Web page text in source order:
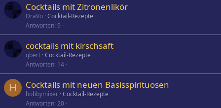
Cocktails mit Zitronenlikör
DraVo Cocktail-Rezepte
Antworten 9
cocktails mit kirschsaft
qbert Cocktail-Rezepte
Antworten 14
H Cocktails mit neuen Basisspirituosen
hobbymixer Cocktail-Rezepte
Antworten 20